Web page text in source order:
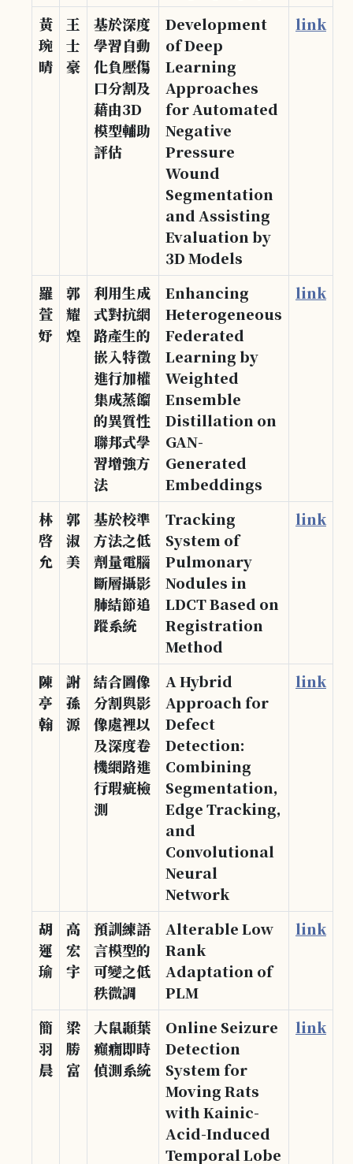
黃
琬
晴
王
士
豪
基於深度
學習自動
化負壓傷
口分割及
藉由3D
模型輔助
評估
Development
of Deep
Learning
Approaches
for Automated
Negative
Pressure
Wound
Segmentation
and Assisting
Evaluation by
3D Models
link
羅
萱
妤
郭
耀
煌
利用生成
式對抗網
路產生的
嵌入特徵
進行加權
集成蒸餾
的異質性
聯邦式學
習增強方
法
Enhancing
Heterogeneous
Federated
Learning by
Weighted
Ensemble
Distillation on
GAN-
Generated
Embeddings
link
林
啓
允
郭
淑
美
基於校準
方法之低
劑量電腦
斷層攝影
肺結節追
蹤系統
Tracking
System of
Pulmonary
Nodules in
LDCT Based on
Registration
Method
link
陳
亭
翰
謝
孫
源
結合圖像
分割與影
像處裡以
及深度卷
機網路進
行瑕疵檢
測
A Hybrid
Approach for
Defect
Detection:
Combining
Segmentation,
Edge Tracking,
and
Convolutional
Neural
Network
link
胡
運
瑜
高
宏
宇
預訓練語
言模型的
可變之低
秩微調
Alterable Low
Rank
Adaptation of
PLM
link
簡
羽
晨
梁
勝
富
大鼠顳葉
癲癇即時
偵測系統
Online Seizure
Detection
System for
Moving Rats
with Kainic-
Acid-Induced
Temporal Lobe
link